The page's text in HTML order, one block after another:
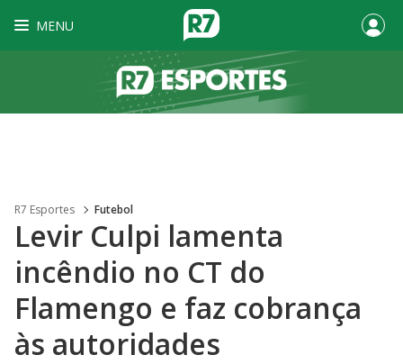
MENU
R7 Esportes Futebol
Levir Culpi lamenta
incêndio no CT do
Flamengo e faz cobrança
às autoridades